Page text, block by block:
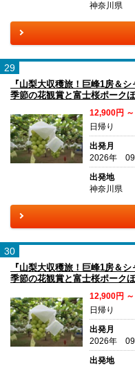
神奈川県
29
『山梨大収穫旅！巨峰1房＆
季節の花観賞と富士桜ポーク
12,900円
日帰り
出発月
2026年 09
出発地
神奈川県
30
『山梨大収穫旅！巨峰1房＆
季節の花観賞と富士桜ポーク
12,900円
日帰り
出発月
2026年 09
出発地